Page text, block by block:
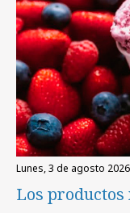
lunes, 3 de agosto 2026
Los